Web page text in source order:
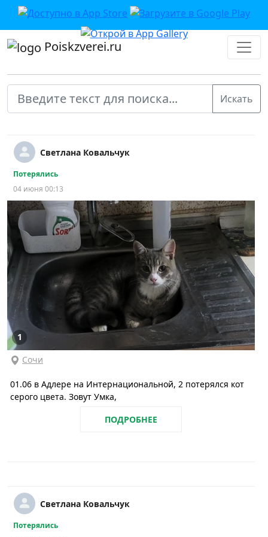
Poiskzverei.ru
Светлана Ковальчук
Потерялись
04 июня 00:13
1
Сочи
01.06 в Адлере на Интернациональной, 2 потерялся кот
серого цвета. Зовут Умка,
ПОДРОБНЕЕ
Светлана Ковальчук
Потерялись